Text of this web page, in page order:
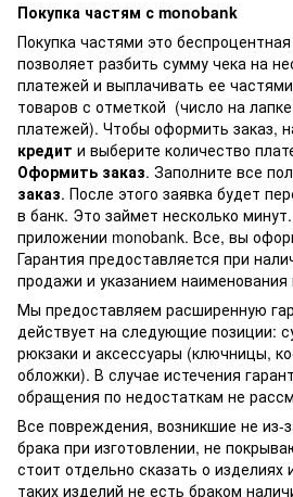
Покупка частям с monobank
Покупка частями это
позволяет разбить сумму чека на
платежей и выплачивать ее
товаров с отметкой (число на
платежей). Чтобы оформить заказ,
кредит и выберите количество
Оформить заказ. Заполните все
заказ. После этого заявка будет
в банк. Это займет несколько
приложении monobank. Все, вы
Гарантия предоставляется при
продажи и указанием наименования
Мы предоставляем расширенную
действует на следующие позиции:
рюкзаки и аксессуары (ключницы,
обложки). В случае истечения
обращения по недостаткам не
Все повреждения, возникшие не из-
брака при изготовлении, не
стоит отдельно сказать о изделиях
таких изделий не есть браком